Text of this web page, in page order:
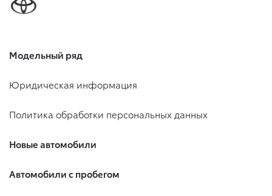
Модельный ряд
Юридическая информация
Политика обработки персональных данных
Новые автомобили
Автомобили с пробегом